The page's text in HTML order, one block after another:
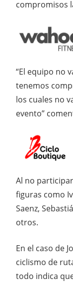
compromisos
“El equipo no
tenemos
los cuales no
evento”
Al no
figuras como
Saenz,
otros.
En el caso de
ciclismo de
todo indica